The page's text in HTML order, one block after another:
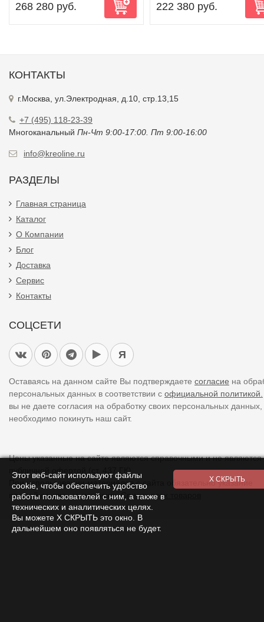
268 280 руб. 222 380 руб.
КОНТАКТЫ
г.Москва, ул.Электродная, д.10, стр.13,15
+7 (495) 118-23-39
Многоканальный Пн-Чт 9:00-17:00. Пт 9:00-16:00
info@kreoline.ru
РАЗДЕЛЫ
Главная страница
Каталог
О Компании
Блог
Доставка
Сервис
Контакты
СОЦСЕТИ
Я
Оставаясь на данном сайте Вы подтверждаете согласие на
персональных данных в соответствии с официальной политикой.
вы не даете согласия на обработку своих персональных
необходимо покинуть наш сайт.
Цены указанные на сайте являются справочными и не являются
публичной офертой (ст. 437 ГК).
При использованииматериаловс сайта обязательно указание
прямой ссылки на источник.Список всех товаров
Этот веб-сайт используют файлы
cookie, чтобы обеспечить удобство
работы пользователей с ним, а также в
технических и аналитических целях.
Вы можете Х СКРЫТЬ это окно. В
дальнейшем оно появляться не будет.